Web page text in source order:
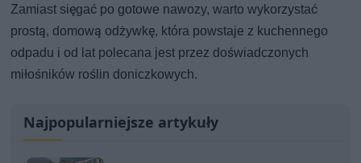
Zamiast sięgać po gotowe nawozy, warto wykorzystać
prostą, domową odżywkę, która powstaje z kuchennego
odpadu i od lat polecana jest przez doświadczonych
miłośników roślin doniczkowych.
Najpopularniejsze artykuły